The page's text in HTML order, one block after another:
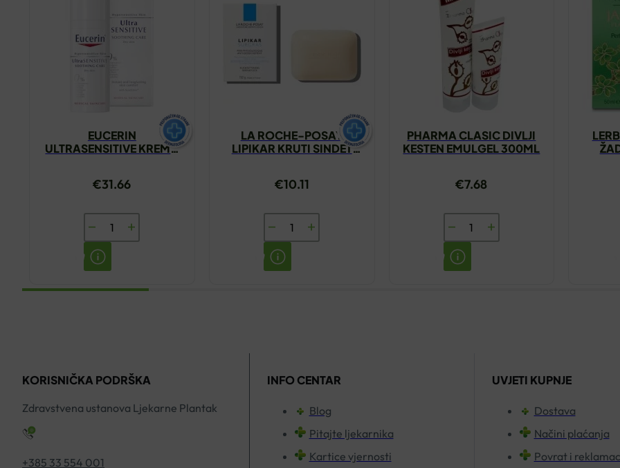
EUCERIN
ULTRASENSITIVE KREMA
€31.66
EUCERIN
ULTRASENSITIVE
KREMA
ZA
LA ROCHE-POSAY
LIPIKAR KRUTI SINDET
€10.11
LA
ROCHE-
POSAY
PHARMA CLASIC DIVLJI
KESTEN EMULGEL 300ML
€7.68
PHARMA
CLASIC
DIVLJI
KORISNIČKA PODRŠKA
Zdravstvena ustanova Ljekarne Plantak
+385 33 554 001
INFO CENTAR
Blog
Pitajte ljekarnika
Kartice vjernosti
UVJETI KUPNJE
Dostava
Načini plaćanja
Povrat i